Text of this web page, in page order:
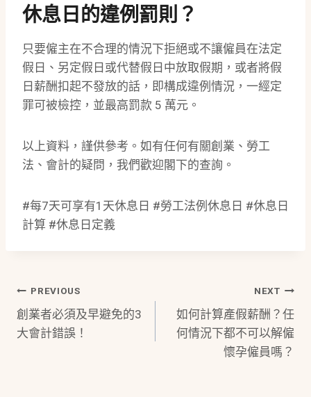
休息日的違例罰則？
只要僱主在不合理的情況下拒絕或不讓僱員在法定
假日、另定假日或代替假日中放取假期，或者將假
日薪酬扣起不發放的話，即構成違例情況，一經定
罪可被檢控，並最高罰款 5 萬元。
以上資料，謹供參考。如有任何有關創業、勞工
法、會計的疑問，我們歡迎閣下的查詢。
#每7天可享有1天休息日 #勞工法例休息日 #休息日
計算 #休息日定義
Post
Navigation
PREVIOUS
創業者必須及早避免的3
大會計錯誤！
NEXT
如何計算產假薪酬？任
何情況下都不可以解僱
懷孕僱員嗎？